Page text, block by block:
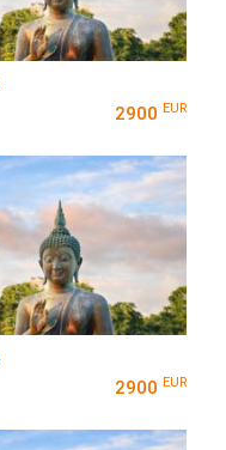
2900 EUR
2900 EUR